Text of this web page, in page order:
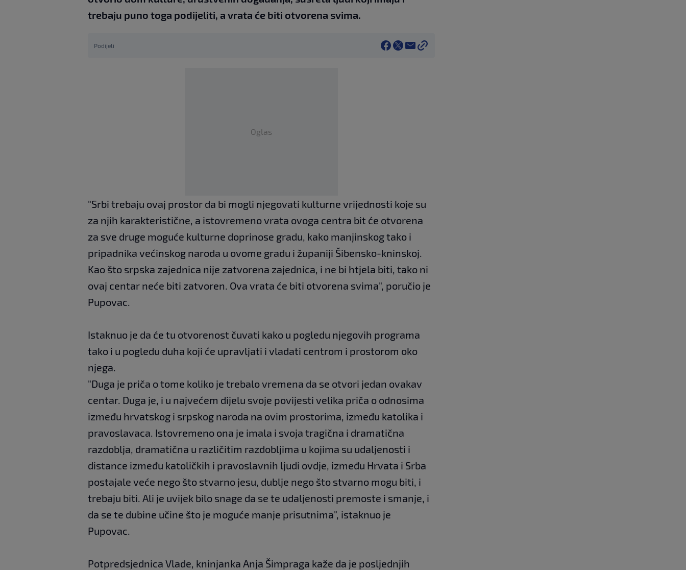
trebaju puno toga podijeliti, a vrata će biti otvorena svima.
Podijeli
Oglas
"Srbi trebaju ovaj prostor da bi mogli njegovati kulturne vrijednosti koje su
za njih karakteristične, a istovremeno vrata ovoga centra bit će otvorena
za sve druge moguće kulturne doprinose gradu, kako manjinskog tako i
pripadnika većinskog naroda u ovome gradu i županiji Šibensko-kninskoj.
Kao što srpska zajednica nije zatvorena zajednica, i ne bi htjela biti, tako ni
ovaj centar neće biti zatvoren. Ova vrata će biti otvorena svima", poručio je
Pupovac.
Istaknuo je da će tu otvorenost čuvati kako u pogledu njegovih programa
tako i u pogledu duha koji će upravljati i vladati centrom i prostorom oko
njega.
"Duga je priča o tome koliko je trebalo vremena da se otvori jedan ovakav
centar. Duga je, i u najvećem dijelu svoje povijesti velika priča o odnosima
između hrvatskog i srpskog naroda na ovim prostorima, između katolika i
pravoslavaca. Istovremeno ona je imala i svoja tragična i dramatična
razdoblja, dramatična u različitim razdobljima u kojima su udaljenosti i
distance između katoličkih i pravoslavnih ljudi ovdje, između Hrvata i Srba
postajale veće nego što stvarno jesu, dublje nego što stvarno mogu biti, i
trebaju biti. Ali je uvijek bilo snage da se te udaljenosti premoste i smanje, i
da se te dubine učine što je moguće manje prisutnima", istaknuo je
Pupovac.
Potpredsjednica Vlade, kninjanka Anja Šimpraga kaže da je posljednjih